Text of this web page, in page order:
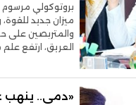
بروتوكولي
ميزان جديد
والمتربصين على
العريق، ارتفع
«دمي.. ينهب